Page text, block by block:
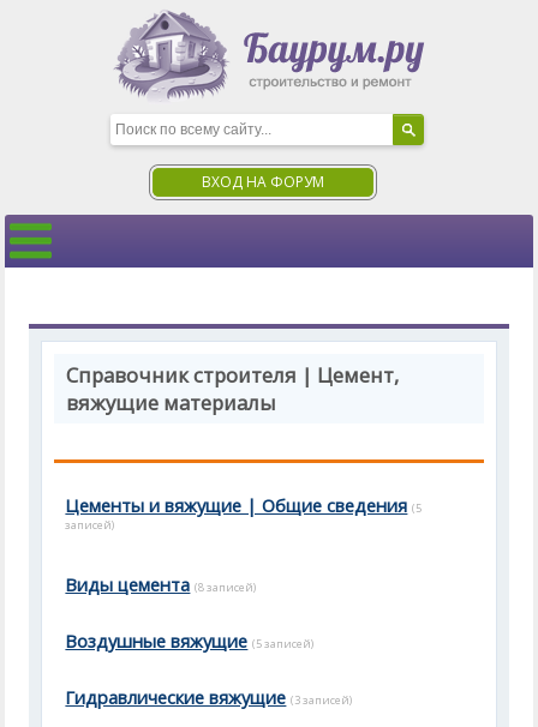
ВХОД НА ФОРУМ
Справочник строителя | Цемент,
вяжущие материалы
Цементы и вяжущие | Общие сведения (5
записей)
Виды цемента (8 записей)
Воздушные вяжущие (5 записей)
Гидравлические вяжущие (3 записей)